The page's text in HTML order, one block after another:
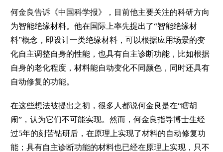
何金良告诉《中国科学报》，目前他主要关注的科研方向
为智能绝缘材料。他在国际上率先提出了“智能绝缘材
料”概念，即设计一类绝缘材料，可以根据应用场景的变
化自主调整自身的性能，也具有自主诊断功能，比如根据
自身的老化程度，材料能自动变化不同颜色，同时还具有
自动修复的功能。
在这些想法被提出之初，很多人都说何金良是在“瞎胡
闹”，认为它们不可能实现。然而，何金良指导博士生经
过5年的刻苦钻研后，在原理上实现了材料的自动修复功
能；具有自主诊断功能的材料也已经在原理上实现，只不